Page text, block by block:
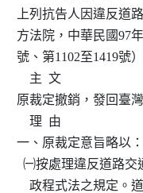
上列抗告人因違反道
方法院，中華民國97
號、第1102至1419號
    主  文
原裁定撤銷，發回臺
    理  由
一、原裁定意旨略以：
㈠按處理違反道路
政程式法之規定